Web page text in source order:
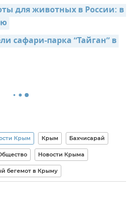
для животных в России: в
сафари-парка “Тайган” в
Крым Крым Бахчисарай
Новости Крыма
бегемот в Крыму